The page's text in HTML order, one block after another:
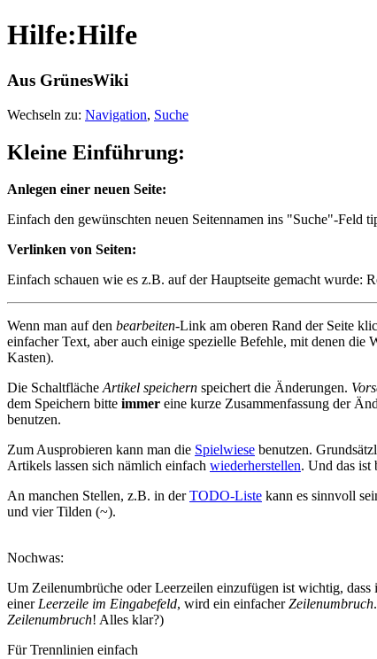
Hilfe:Hilfe
Aus GrünesWiki
Wechseln zu: Navigation, Suche
Kleine Einführung:
Anlegen einer neuen Seite:
Einfach den gewünschten neuen Seitennamen ins "Suche"-Feld
Verlinken von Seiten:
Einfach schauen wie es z.B. auf der Hauptseite gemacht wurde:
Wenn man auf den bearbeiten-Link am oberen Rand der Seite
einfacher Text, aber auch einige spezielle Befehle, mit denen die
Kasten).
Die SchaltflächeArtikel speichern speichert die Änderungen.
dem Speichern bitte immer eine kurze Zusammenfassung der
benutzen.
Zum Ausprobieren kann man die Spielwiese benutzen.
Artikels lassen sich nämlich einfach wiederherstellen. Und das ist
An manchen Stellen, z.B. in derTODO-Liste kann es sinnvoll
und vier Tilden (~).
Nochwas:
Um Zeilenumbrüche oder Leerzeilen einzufügen ist wichtig, dass
einerLeerzeile im Eingabefeld, wird ein einfacherZeilenumbruch
Zeilenumbruch! Alles klar?)
Für Trennlinien einfach